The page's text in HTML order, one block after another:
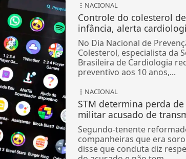
NACIONAL
Controle do colesterol
infância, alerta
No Dia Nacional de
Colesterol, especialista da
Brasileira de Cardiologia
preventivo aos 10 anos,...
NACIONAL
STM determina perda
militar acusado de
Segundo-tenente
companheiras que era
disse que conduta diz